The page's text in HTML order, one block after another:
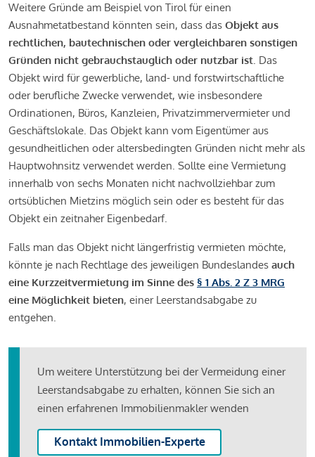
Weitere Gründe am Beispiel von Tirol für einen
Ausnahmetatbestand könnten sein, dass das Objekt aus
rechtlichen, bautechnischen oder vergleichbaren sonstigen
Gründen nicht gebrauchstauglich oder nutzbar ist. Das
Objekt wird für gewerbliche, land- und forstwirtschaftliche
oder berufliche Zwecke verwendet, wie insbesondere
Ordinationen, Büros, Kanzleien, Privatzimmervermieter und
Geschäftslokale. Das Objekt kann vom Eigentümer aus
gesundheitlichen oder altersbedingten Gründen nicht mehr als
Hauptwohnsitz verwendet werden. Sollte eine Vermietung
innerhalb von sechs Monaten nicht nachvollziehbar zum
ortsüblichen Mietzins möglich sein oder es besteht für das
Objekt ein zeitnaher Eigenbedarf.
Falls man das Objekt nicht längerfristig vermieten möchte,
könnte je nach Rechtlage des jeweiligen Bundeslandes auch
eine Kurzzeitvermietung im Sinne des § 1 Abs. 2 Z 3 MRG
eine Möglichkeit bieten, einer Leerstandsabgabe zu
entgehen.
Um weitere Unterstützung bei der Vermeidung einer
Leerstandsabgabe zu erhalten, können Sie sich an
einen erfahrenen Immobilienmakler wenden
Kontakt Immobilien-Experte